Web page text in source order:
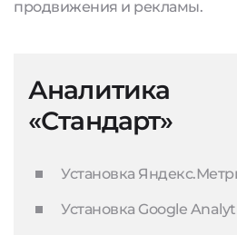
продвижения и рекламы.
Аналитика
«Стандарт»
Установка
Установка Google